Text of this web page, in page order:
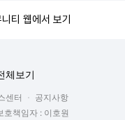
티 웹에서 보기
체보기
센터
공지사항
호책임자 : 이호원